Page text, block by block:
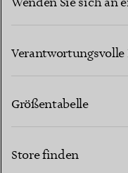
Verantwortungsvolle
Größentabelle
Store finden